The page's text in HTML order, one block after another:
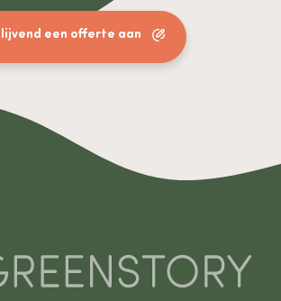
een offerte aan